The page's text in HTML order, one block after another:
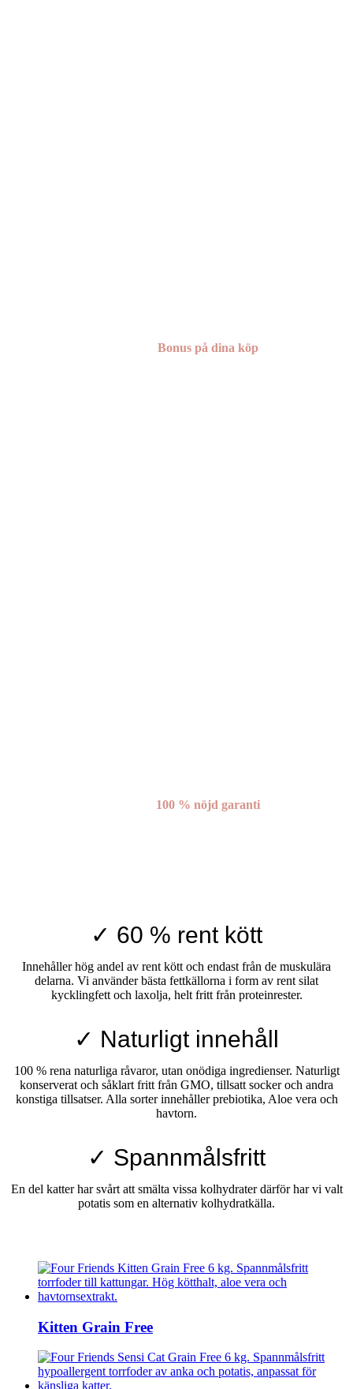
Bonus på dina köp
100 % nöjd garanti
✓ 60 % rent kött
Innehåller hög andel av rent kött och endast från de muskulära
delarna. Vi använder bästa fettkällorna i form av rent silat
kycklingfett och laxolja, helt fritt från proteinrester.
✓ Naturligt innehåll
100 % rena naturliga råvaror, utan onödiga ingredienser. Naturligt
konserverat och såklart fritt från GMO, tillsatt socker och andra
konstiga tillsatser. Alla sorter innehåller prebiotika, Aloe vera och
havtorn.
✓ Spannmålsfritt
En del katter har svårt att smälta vissa kolhydrater därför har vi valt
potatis som en alternativ kolhydratkälla.
Kitten Grain Free